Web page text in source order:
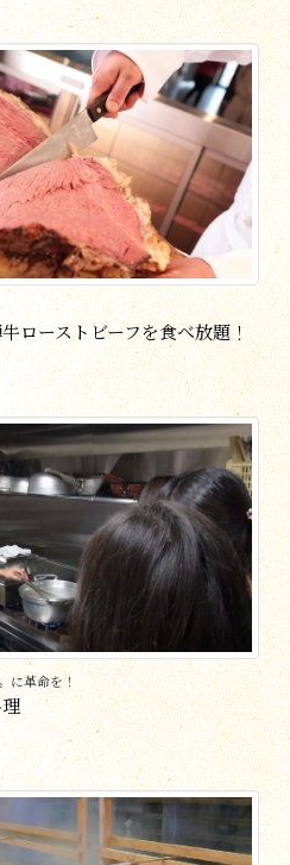
ローストビーフを食べ放題！
に革命を！